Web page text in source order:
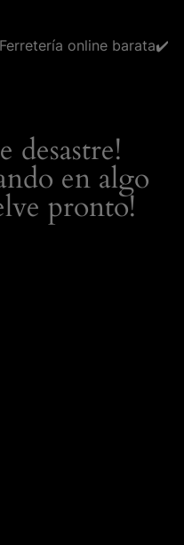
online barata✔️
desastre!
en algo
pronto!